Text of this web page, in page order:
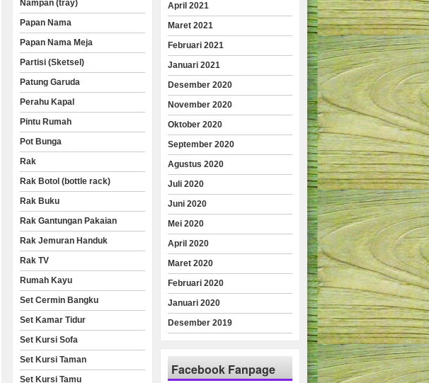
Nampan (tray)
Papan Nama
Papan Nama Meja
Partisi (Sketsel)
Patung Garuda
Perahu Kapal
Pintu Rumah
Pot Bunga
Rak
Rak Botol (bottle rack)
Rak Buku
Rak Gantungan Pakaian
Rak Jemuran Handuk
Rak TV
Rumah Kayu
Set Cermin Bangku
Set Kamar Tidur
Set Kursi Sofa
Set Kursi Taman
Set Kursi Tamu
April 2021
Maret 2021
Februari 2021
Januari 2021
Desember 2020
November 2020
Oktober 2020
September 2020
Agustus 2020
Juli 2020
Juni 2020
Mei 2020
April 2020
Maret 2020
Februari 2020
Januari 2020
Desember 2019
Facebook Fanpage